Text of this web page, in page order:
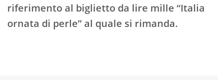
riferimento al biglietto da lire mille “Italia
ornata di perle” al quale si rimanda.